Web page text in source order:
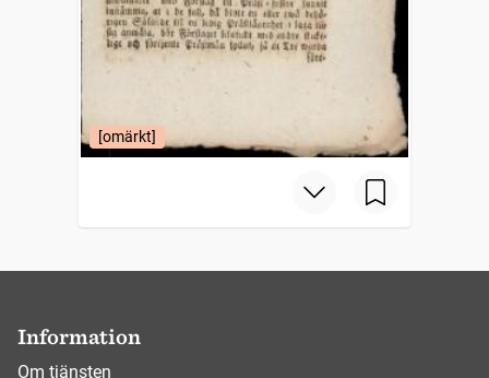
[omärkt]
Information
Om tjänsten